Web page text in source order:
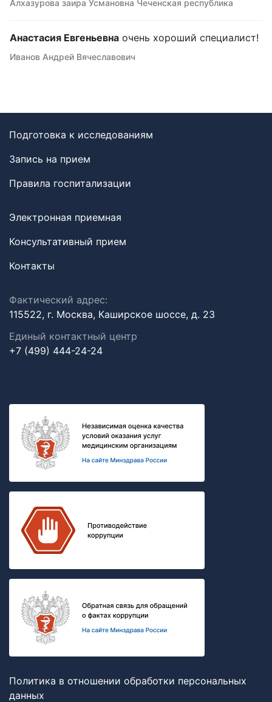
Алхазурова заира Усмановна Чеченская республика
Анастасия Евгеньевна очень хороший специалист!
Иванов Андрей Вячеславович
Подготовка к исследованиям
Запись на прием
Правила госпитализации
Электронная приемная
Консультативный прием
Контакты
Фактический адрес:
115522, г. Москва, Каширское шоссе, д. 23
Единый контактный центр
+7 (499) 444-24-24
Политика в отношении обработки персональных
данных